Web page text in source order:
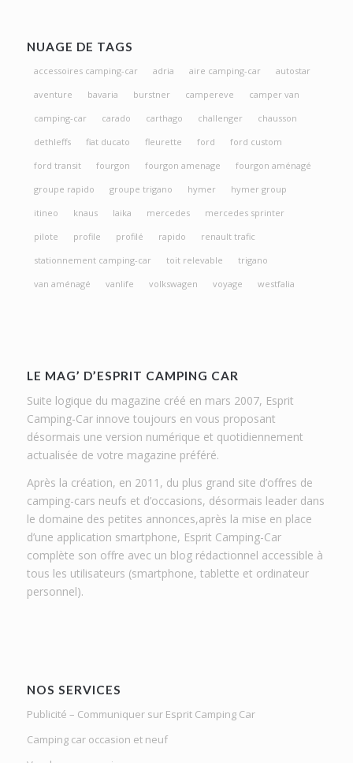
NUAGE DE TAGS
accessoires camping-car adria aire camping-car
autostar
aventure
bavaria burstner campereve
camper van
camping-car
carado carthago challenger
chausson
dethleffs
fiat ducato fleurette ford
ford custom
ford transit
fourgon fourgon amenage
fourgon aménagé
groupe rapido
groupe trigano hymer
hymer group
itineo
knaus laika mercedes
mercedes sprinter
pilote
profile profilé rapido
renault trafic
stationnement camping-car
toit relevable
trigano
van aménagé
vanlife volkswagen voyage westfalia
LE MAG’ D’ESPRIT CAMPING CAR
Suite logique du magazine créé en mars 2007, Esprit
Camping-Car innove toujours en vous proposant
désormais une version numérique et quotidiennement
actualisée de votre magazine préféré.
Après la création, en 2011, du plus grand site d’offres de
camping-cars neufs et d’occasions, désormais leader dans
le domaine des petites annonces,après la mise en place
d’une application smartphone, Esprit Camping-Car
complète son offre avec un blog rédactionnel accessible à
tous les utilisateurs (smartphone, tablette et ordinateur
personnel).
NOS SERVICES
Publicité – Communiquer sur Esprit Camping Car
Camping car occasion et neuf